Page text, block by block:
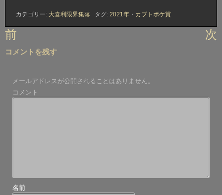
カテゴリー: 大喜利限界集落 タグ: 2021年 ・ カブトボケ賞
投
ナ
ゲ
ー
前 次
コメントを残す
メールアドレスが公開されることはありません。
コメント
名前